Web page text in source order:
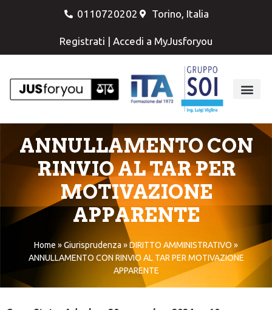
0110720202 Torino, Italia
Registrati | Accedi a MyJusforyou
ANNULLAMENTO CON
RINVIO AL TAR PER
MOTIVAZIONE
APPARENTE
Home »Giurisprudenza »DIRITTO AMMINISTRATIVO »
ANNULLAMENTO CON RINVIO AL TAR PER MOTIVAZIONE
APPARENTE